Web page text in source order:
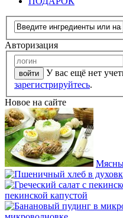
Авторизация
У вас ещё нет
зарегистрируйтесь.
Новое на сайте
пекинской капустой